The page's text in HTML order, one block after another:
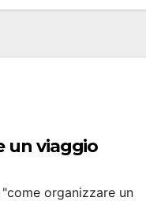
un viaggio
organizzare un